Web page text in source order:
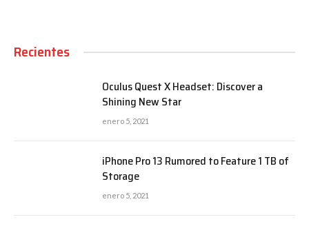
Recientes
Oculus Quest X Headset: Discover a
Shining New Star
enero 5, 2021
iPhone Pro 13 Rumored to Feature 1 TB of
Storage
enero 5, 2021